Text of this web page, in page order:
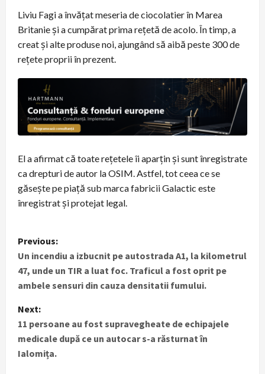
Liviu Fagi a învățat meseria de ciocolatier în Marea
Britanie și a cumpărat prima rețetă de acolo. În timp, a
creat și alte produse noi, ajungând să aibă peste 300 de
rețete proprii în prezent.
El a afirmat că toate rețetele îi aparțin și sunt înregistrate
ca drepturi de autor la OSIM. Astfel, tot ceea ce se
găsește pe piață sub marca fabricii Galactic este
înregistrat și protejat legal.
P
o
s
t
n
a
Previous:
Un incendiu a izbucnit pe autostrada A1, la kilometrul
47, unde un TIR a luat foc. Traficul a fost oprit pe
ambele sensuri din cauza densitatii fumului.
Next:
11 persoane au fost supravegheate de echipajele
medicale după ce un autocar s-a răsturnat în
Ialomița.